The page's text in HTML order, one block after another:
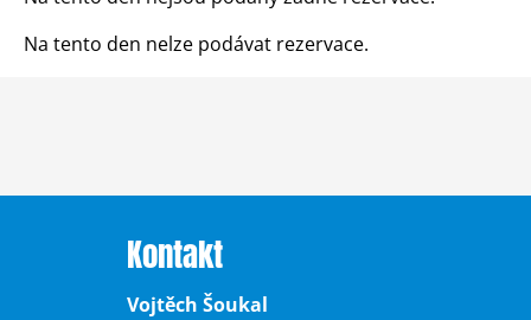
Na tento den nelze podávat rezervace.
Kontakt
Vojtěch Šoukal